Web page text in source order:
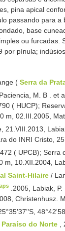
pina apical
passando para a
base
ou furcadas.
por pínula;
( Serra da
M. B .et
( HUCP);
m, 02.III.2005,
21.VIII.2013,
do INRI Cristo,
( UPCB); Serra
m, 10.XII.2004,
Saint-Hilaire/
.2005, Labiak, P.
Christenhusz.
Paraíso do Norte